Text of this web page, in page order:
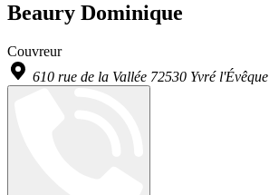
Beaury Dominique
Couvreur
610 rue de la Vallée 72530 Yvré l'Évêque